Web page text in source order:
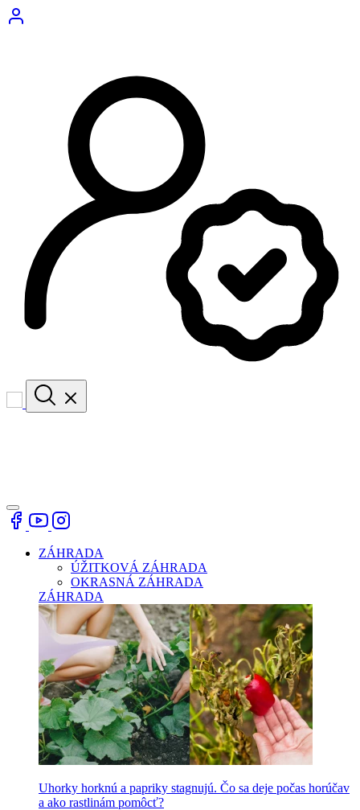
ZÁHRADA
ÚŽITKOVÁ ZÁHRADA
OKRASNÁ ZÁHRADA
ZÁHRADA
Uhorky horknú a papriky stagnujú. Čo sa deje počas horúčav
a ako rastlinám pomôcť?